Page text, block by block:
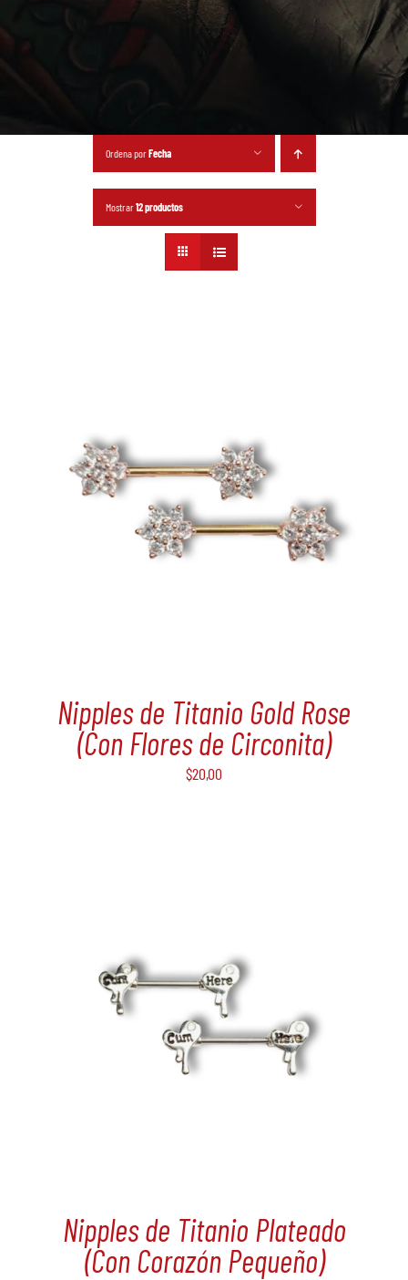
Ordena porFecha
Mostrar12 productos
Nipples de Titanio Gold Rose
(Con Flores de Circonita)
$20,00
Nipples de Titanio Plateado
(Con Corazón Pequeño)